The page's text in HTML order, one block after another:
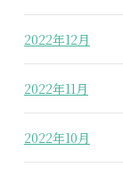
2022年12月
2022年11月
2022年10月